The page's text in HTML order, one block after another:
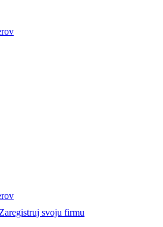
Zaregistruj svoju firmu